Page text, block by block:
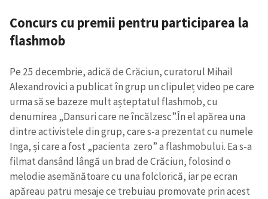
Concurs cu premii pentru participarea la
flashmob
Pe 25 decembrie, adică de Crăciun, curatorul Mihail
Alexandrovici a publicat în grup un clipuleț video pe care
urma să se bazeze mult așteptatul flashmob, cu
denumirea „Dansuri care ne încălzesc”.În el apărea una
dintre activistele din grup, care s-a prezentat cu numele
Inga, și care a fost „pacienta zero” a flashmobului. Ea s-a
filmat dansând lângă un brad de Crăciun, folosind o
melodie asemănătoare cu una folclorică, iar pe ecran
apăreau patru mesaje ce trebuiau promovate prin acest